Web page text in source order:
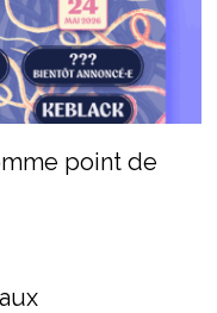
point de